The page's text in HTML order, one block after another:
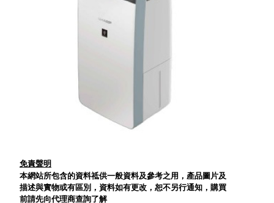
免責聲明
本網站所包含的資料祗供一般資料及參考之用，產品圖片及
描述與實物或有區別，資料如有更改，恕不另行通知，購買
前請先向代理商查詢了解